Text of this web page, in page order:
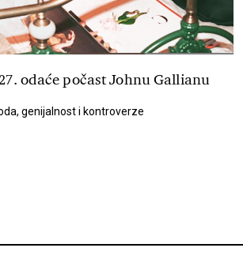
odaće počast Johnu Gallianu
genijalnost i kontroverze